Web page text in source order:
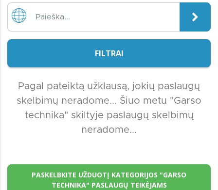
FILTRAI
Pagal pateiktą užklausą, jokių paslaugų
skelbimų neradome... Šiuo metu "Garso
technika" skiltyje paslaugų skelbimų
neradome...
PASKELBKITE UŽDUOTĮ KATEGORIJOS "GARSO
TECHNIKA" PASLAUGŲ TEIKĖJAMS